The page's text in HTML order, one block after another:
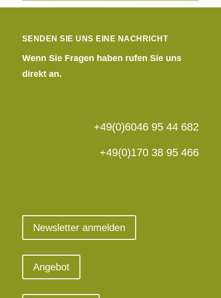
SENDEN SIE UNS EINE NACHRICHT
Wenn Sie Fragen haben rufen Sie uns
direkt an.
+49(0)6046 95 44 682
+49(0)170 38 95 466
Newsletter anmelden
Angebot